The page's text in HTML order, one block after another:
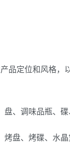
品定位和风格
、调味品瓶、
盘、烤碟、水